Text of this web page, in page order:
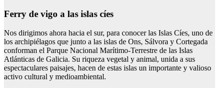
Ferry de vigo a las islas cíes
Nos dirigimos ahora hacia el sur, para conocer las Islas Cíes, uno de
los archipiélagos que junto a las islas de Ons, Sálvora y Cortegada
conforman el Parque Nacional Marítimo-Terrestre de las Islas
Atlánticas de Galicia. Su riqueza vegetal y animal, unida a sus
espectaculares paisajes, hacen de estas islas un importante y valioso
activo cultural y medioambiental.